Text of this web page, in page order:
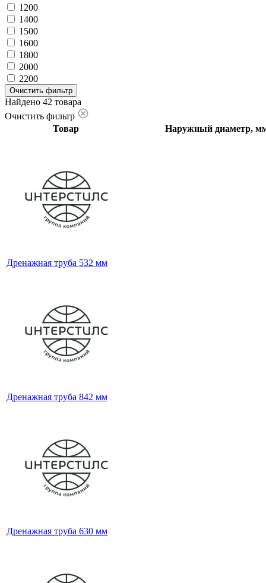
1200
1400
1500
1600
1800
2000
2200
Очистить фильтр
Найдено 42 товара
Очистить фильтр
Товар
Наружный диаметр,
Дренажная труба 532 мм
Дренажная труба 842 мм
Дренажная труба 630 мм